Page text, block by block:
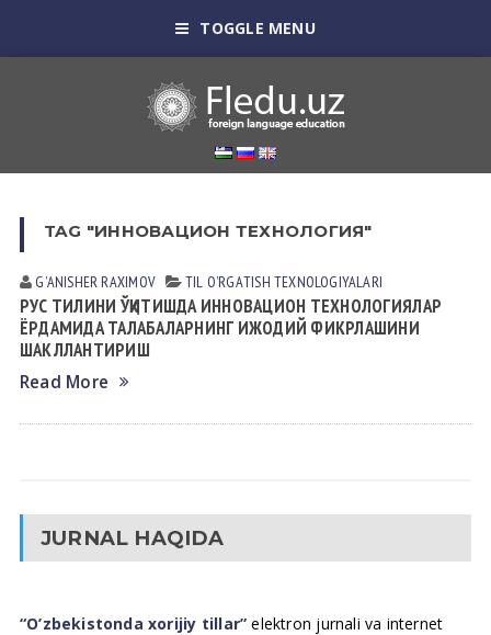
TOGGLE MENU
TAG "ИННОВАЦИОН ТЕХНОЛОГИЯ"
GʼANISHER RАXIMOV TIL OʼRGАTISH TEXNOLOGIYALАRI
РУС ТИЛИНИ ЎҚИТИШДА ИННОВАЦИОН ТЕХНОЛОГИЯЛАР
ЁРДАМИДА ТАЛАБАЛАРНИНГ ИЖОДИЙ ФИКРЛАШИНИ
ШАКЛЛАНТИРИШ
Read More
JURNAL HAQIDA
“O’zbekistonda xorijiy tillar” elektron jurnali va internet